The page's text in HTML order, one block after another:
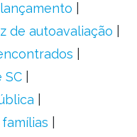
lançamento
de autoavaliação
SC
famílias